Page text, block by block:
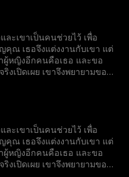
ละเขาเป็นคนช่วยไว้ เพื่อ
คุณ เธอจึงแต่งงานกับเขา แต่
ผู้หญิงอีกคนคือเธอ และขอ
งเปิดเผย เขาจึงพยายามขอ
ละเขาเป็นคนช่วยไว้ เพื่อ
คุณ เธอจึงแต่งงานกับเขา แต่
ผู้หญิงอีกคนคือเธอ และขอ
งเปิดเผย เขาจึงพยายามขอ